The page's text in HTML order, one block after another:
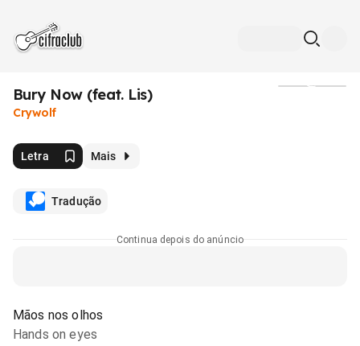
Bury Now (feat. Lis)
Crywolf
Letra Mais
Tradução
Continua depois do anúncio
Mãos nos olhos
Hands on eyes